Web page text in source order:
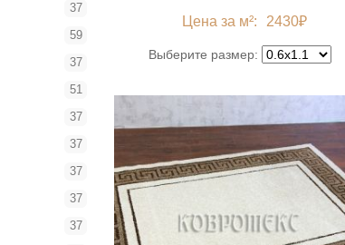
Цена за м²:
2430₽
Выберите размер:
37
59
37
51
37
37
37
37
37